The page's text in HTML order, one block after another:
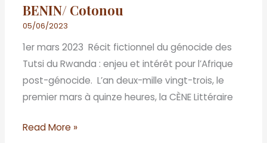
BENIN/ Cotonou
05/06/2023
1er mars 2023 Récit fictionnel du génocide des
Tutsi du Rwanda : enjeu et intérêt pour l’Afrique
post-génocide. L’an deux-mille vingt-trois, le
premier mars à quinze heures, la CÈNE Littéraire
Read More »